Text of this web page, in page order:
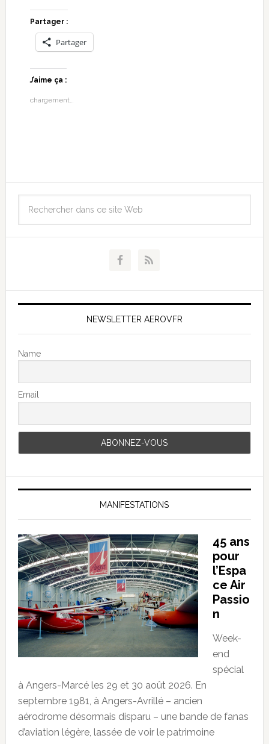
Partager :
Partager
J’aime ça :
chargement…
NEWSLETTER AEROVFR
Name
Email
MANIFESTATIONS
45 ans
pour
l’Espa
ce Air
Passio
n
Week-
end
spécial
à Angers-Marcé les 29 et 30 août 2026. En
septembre 1981, à Angers-Avrillé – ancien
aérodrome désormais disparu – une bande de fanas
d’aviation légère, lassée de voir le patrimoine